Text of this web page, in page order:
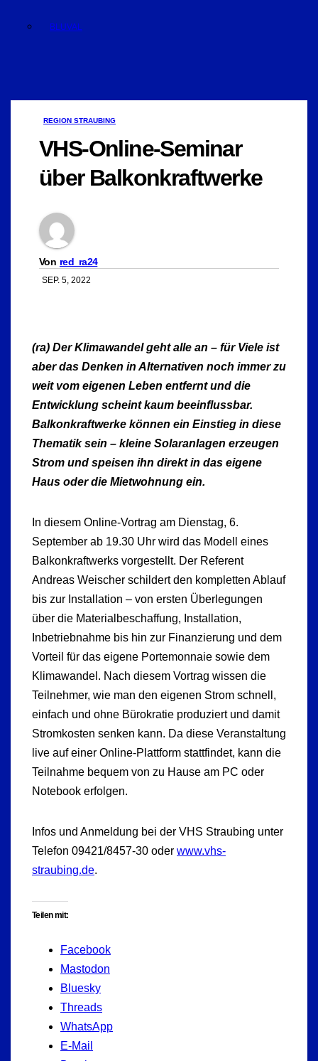
BLUVAL
REGION STRAUBING
VHS-Online-Seminar
über Balkonkraftwerke
Von red_ra24
SEP. 5, 2022
(ra) Der Klimawandel geht alle an – für Viele ist
aber das Denken in Alternativen noch immer zu
weit vom eigenen Leben entfernt und die
Entwicklung scheint kaum beeinflussbar.
Balkonkraftwerke können ein Einstieg in diese
Thematik sein – kleine Solaranlagen erzeugen
Strom und speisen ihn direkt in das eigene
Haus oder die Mietwohnung ein.
In diesem Online-Vortrag am Dienstag, 6.
September ab 19.30 Uhr wird das Modell eines
Balkonkraftwerks vorgestellt. Der Referent
Andreas Weischer schildert den kompletten Ablauf
bis zur Installation – von ersten Überlegungen
über die Materialbeschaffung, Installation,
Inbetriebnahme bis hin zur Finanzierung und dem
Vorteil für das eigene Portemonnaie sowie dem
Klimawandel. Nach diesem Vortrag wissen die
Teilnehmer, wie man den eigenen Strom schnell,
einfach und ohne Bürokratie produziert und damit
Stromkosten senken kann. Da diese Veranstaltung
live auf einer Online-Plattform stattfindet, kann die
Teilnahme bequem von zu Hause am PC oder
Notebook erfolgen.
Infos und Anmeldung bei der VHS Straubing unter
Telefon 09421/8457-30 oder www.vhs-
straubing.de.
Teilen mit:
Facebook
Mastodon
Bluesky
Threads
WhatsApp
E-Mail